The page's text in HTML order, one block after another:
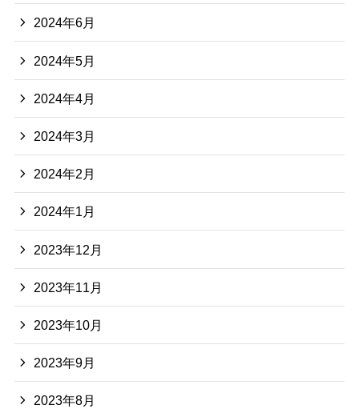
2024年6月
2024年5月
2024年4月
2024年3月
2024年2月
2024年1月
2023年12月
2023年11月
2023年10月
2023年9月
2023年8月